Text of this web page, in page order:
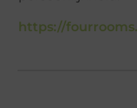
https://